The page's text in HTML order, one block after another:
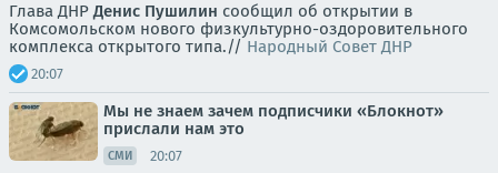
Глава ДНРДенис Пушилин сообщил об открытии в
Комсомольском нового физкультурно-оздоровительного
комплекса открытого типа.// Народный Совет ДНР
20:07
Мы не знаем зачем подписчики «Блокнот»
прислали нам это
СМИ 20:07